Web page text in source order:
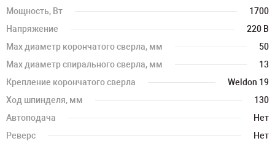
Мощность, Вт
1700
Напряжение
220 В
Max диаметр корончатого сверла, мм
50
Max диаметр спирального сверла, мм
13
Крепление корончатого сверла
Weldon 19
Ход шпинделя, мм
130
Автоподача
Нет
Реверс
Нет